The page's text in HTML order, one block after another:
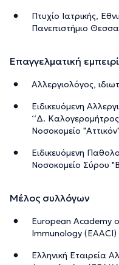
Πτυχίο Ιατρικής,
Πανεπιστήμιο
Επαγγελματική
Αλλεργιολόγος,
Ειδικευόμενη
‘‘Δ.
Νοσοκομείο "Αττικόν"
Ειδικευόμενη
Νοσοκομείο Σύρου
Μέλος συλλόγων
European Academy
Immunology (EAACI)
Ελληνική Εταιρεία